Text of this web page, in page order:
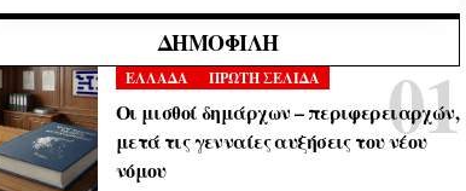
ΔΗΜΟΦΙΛΉ
ΕΛΛΑΔΑ ΠΡΩΤΗ ΣΕΛΙΔΑ
Οι μισθοί δημάρχων – περιφερειαρχών,
μετά τις γενναίες αυξήσεις του νέου
νόμου